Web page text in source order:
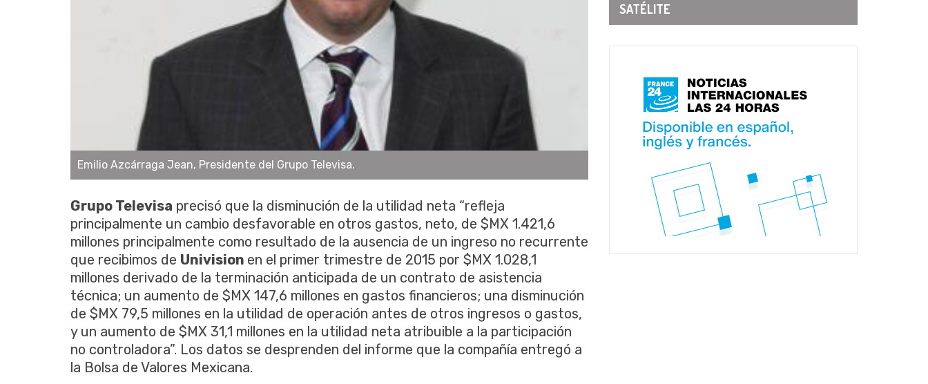
Emilio Azcárraga Jean, Presidente del Grupo Televisa.
Grupo Televisa precisó que la disminución de la utilidad neta “refleja
principalmente un cambio desfavorable en otros gastos, neto, de $MX 1.421,6
millones principalmente como resultado de la ausencia de un ingreso no recurrente
que recibimos de Univision en el primer trimestre de 2015 por $MX 1.028,1
millones derivado de la terminación anticipada de un contrato de asistencia
técnica; un aumento de $MX 147,6 millones en gastos financieros; una disminución
de $MX 79,5 millones en la utilidad de operación antes de otros ingresos o gastos,
y un aumento de $MX 31,1 millones en la utilidad neta atribuible a la participación
no controladora”. Los datos se desprenden del informe que la compañía entregó a
la Bolsa de Valores Mexicana.
SATÉLITE